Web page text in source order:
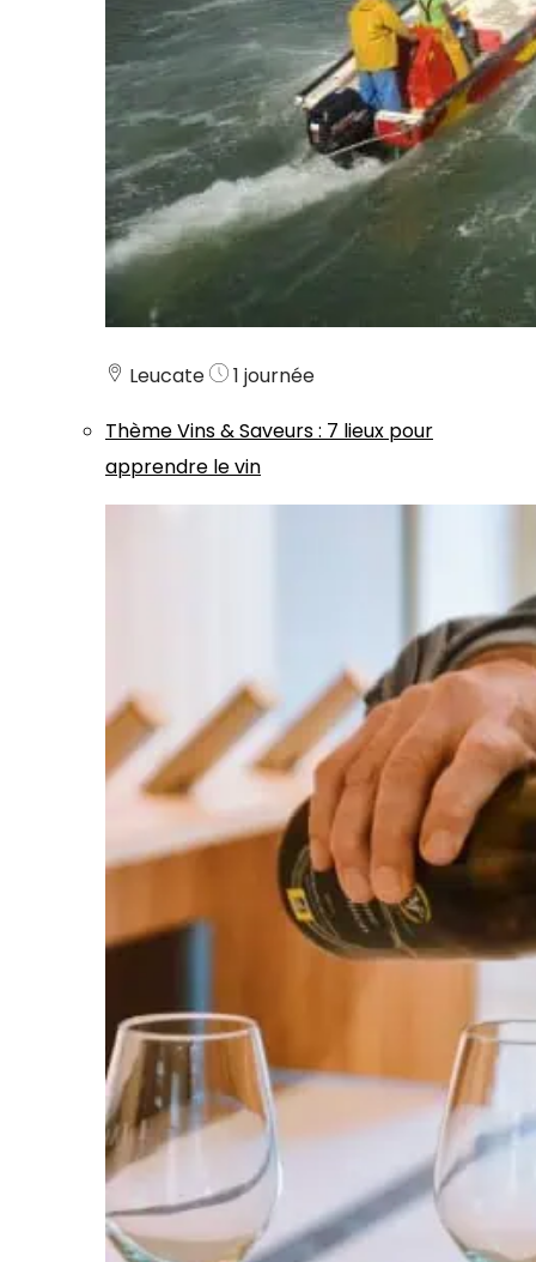
Leucate
1 journée
ThèmeVins & Saveurs: 7 lieux pour
apprendre le vin